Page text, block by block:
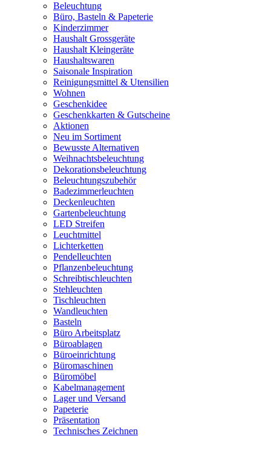
Beleuchtung
Büro, Basteln & Papeterie
Kinderzimmer
Haushalt Grossgeräte
Haushalt Kleingeräte
Haushaltswaren
Saisonale Inspiration
Reinigungsmittel & Utensilien
Wohnen
Geschenkidee
Geschenkkarten & Gutscheine
Aktionen
Neu im Sortiment
Bewusste Alternativen
Weihnachtsbeleuchtung
Dekorationsbeleuchtung
Beleuchtungszubehör
Badezimmerleuchten
Deckenleuchten
Gartenbeleuchtung
LED Streifen
Leuchtmittel
Lichterketten
Pendelleuchten
Pflanzenbeleuchtung
Schreibtischleuchten
Stehleuchten
Tischleuchten
Wandleuchten
Basteln
Büro Arbeitsplatz
Büroablagen
Büroeinrichtung
Büromaschinen
Büromöbel
Kabelmanagement
Lager und Versand
Papeterie
Präsentation
Technisches Zeichnen